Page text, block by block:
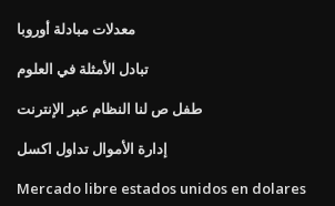
معدلات مبادلة أوروبا
تبادل الأمثلة في العلوم
طفل ص لنا النظام عبر الإنترنت
إدارة الأموال تداول اكسل
Mercado libre estados unidos en dolares